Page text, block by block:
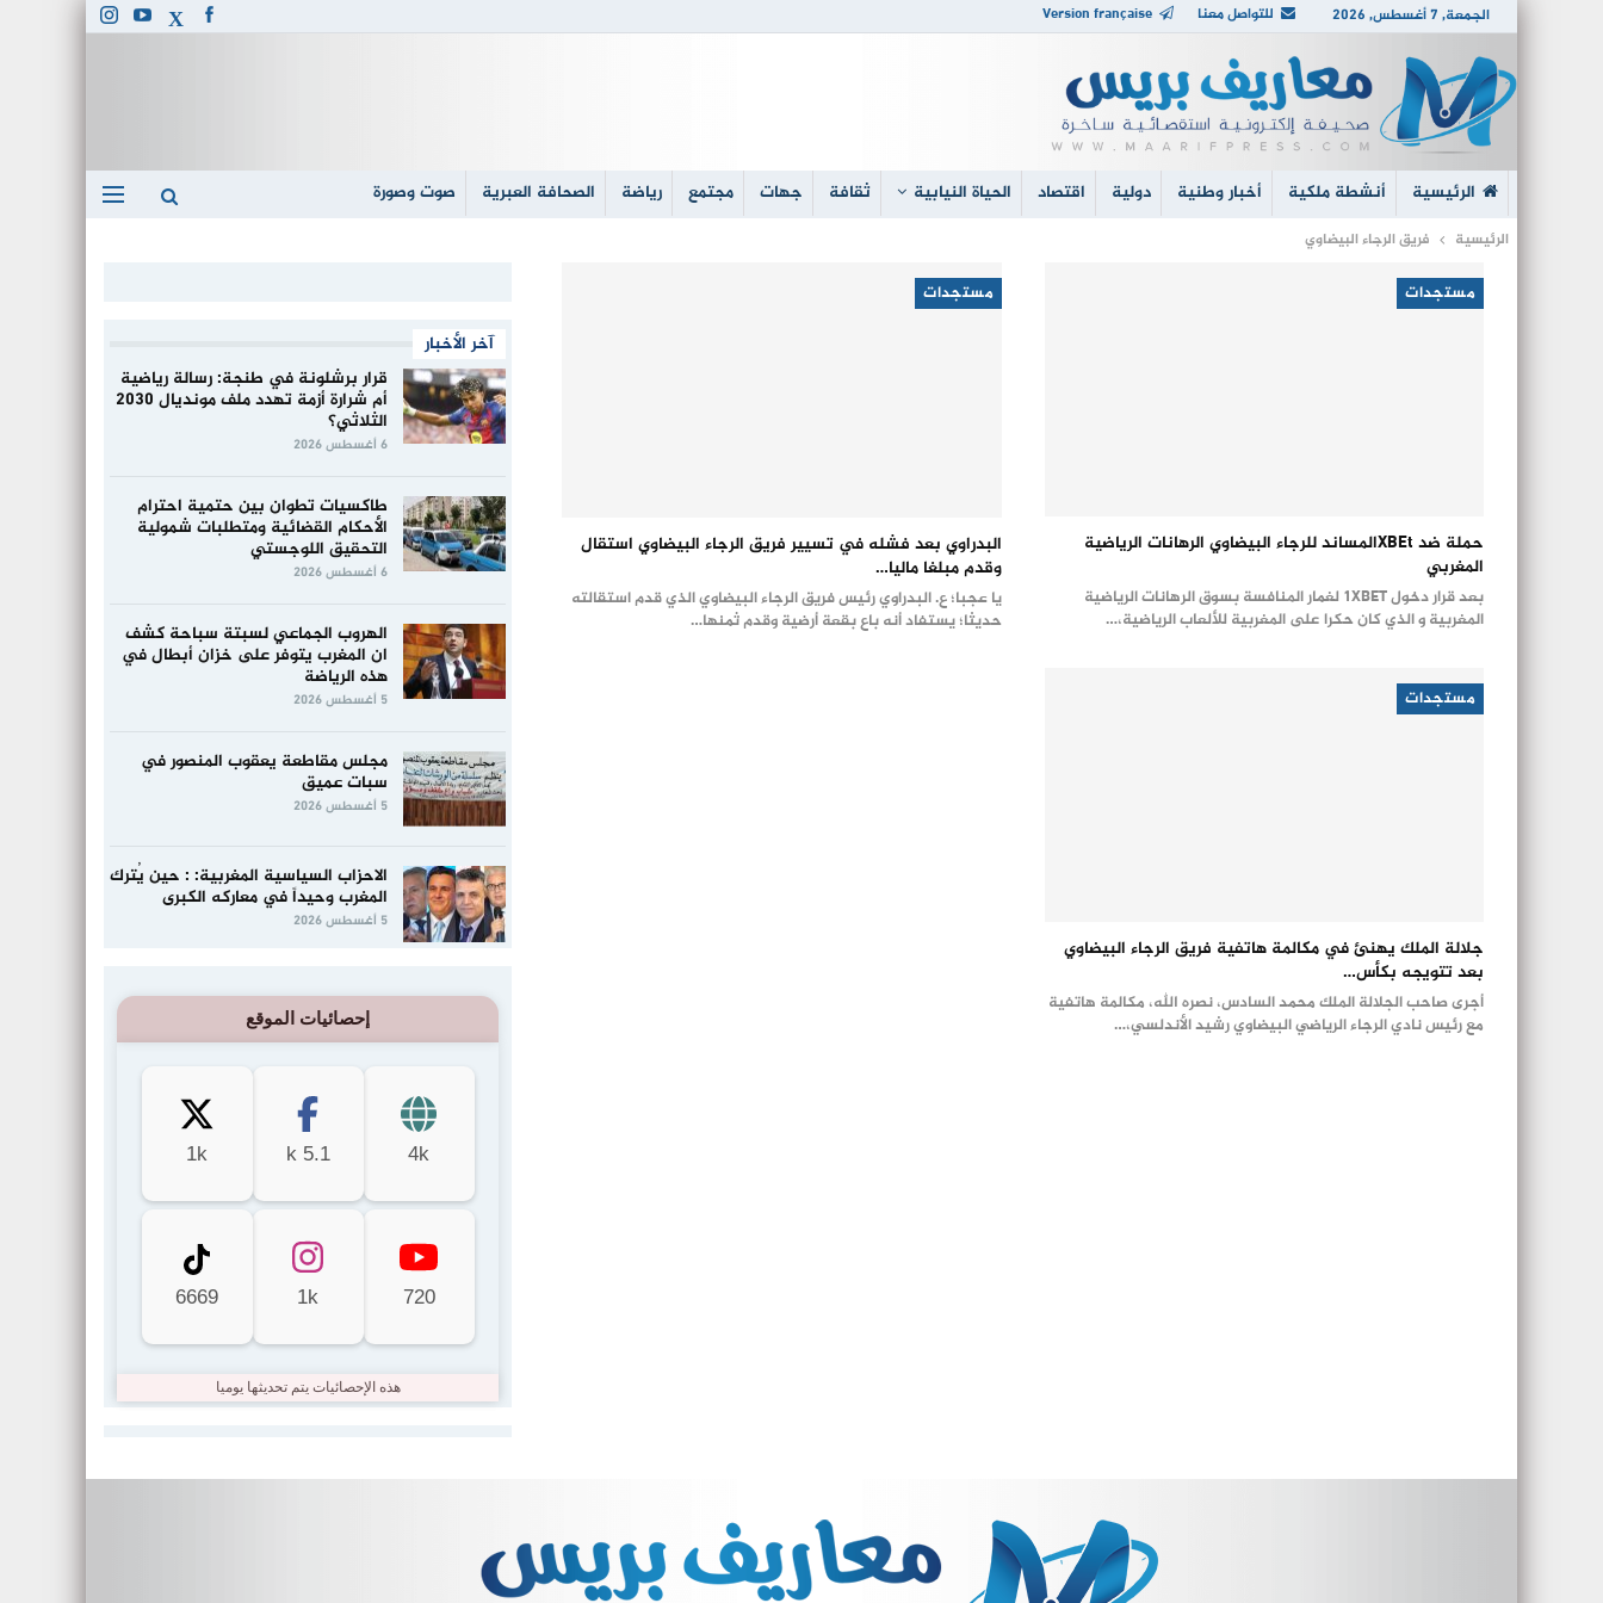
الجمعة, 7 أغسطس, 2026 للتواصل معنا Version française
الرئيسية أنشطة ملكية أخبار وطنية دولية اقتصاد الحياة النيابية ثقافة جهات مجتمع رياضة الصحافة العبرية صوت وصورة
الرئيسية فريق الرجاء البيضاوي
مستجدات
حملة ضد XBEtالمساند للرجاء البيضاوي الرهانات الرياضية
المغربي
بعد قرار دخول 1XBET لغمار المنافسة بسوق الرهانات الرياضية
المغربية و الذي كان حكرا على المغربية للألعاب الرياضية،…
مستجدات
البدراوي بعد فشله في تسيير فريق الرجاء البيضاوي استقال
وقدم مبلغا ماليا…
يا عجبا؛ ع. البدراوي رئيس فريق الرجاء البيضاوي الذي قدم استقالته
حديثا؛ يستفاد أنه باع بقعة أرضية وقدم ثمنها…
مستجدات
جلالة الملك يهنئ في مكالمة هاتفية فريق الرجاء البيضاوي
بعد تتويجه بكأس…
أجرى صاحب الجلالة الملك محمد السادس، نصره الله، مكالمة هاتفية
مع رئيس نادي الرجاء الرياضي البيضاوي رشيد الأندلسي،…
آخر الأخبار
قرار برشلونة في طنجة: رسالة رياضية
أم شرارة أزمة تهدد ملف مونديال 2030
الثلاثي؟
6 أغسطس 2026
طاكسيات تطوان بين حتمية احترام
الأحكام القضائية ومتطلبات شمولية
التحقيق اللوجستي
6 أغسطس 2026
الهروب الجماعي لسبتة سباحة كشف
ان المغرب يتوفر على خزان أبطال في
هذه الرياضة
5 أغسطس 2026
مجلس مقاطعة يعقوب المنصور في
سبات عميق
5 أغسطس 2026
الاحزاب السياسية المغربية: : حين يُترك
المغرب وحيداً في معاركه الكبرى
5 أغسطس 2026
إحصائيات الموقع
4k
5.1 k
1k
720
1k
6669
هذه الإحصائيات يتم تحديثها يوميا